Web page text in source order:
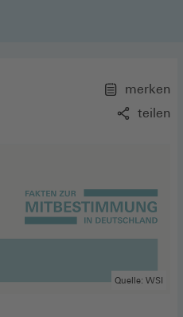
merken
teilen
Quelle: WSI